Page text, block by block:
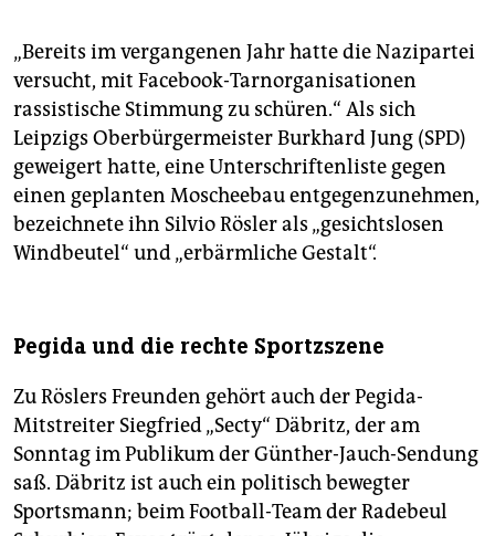
„Bereits im vergangenen Jahr hatte die Nazipartei
versucht, mit Facebook-Tarnorganisationen
rassistische Stimmung zu schüren.“ Als sich
Leipzigs Oberbürgermeister Burkhard Jung (SPD)
geweigert hatte, eine Unterschriftenliste gegen
einen geplanten Moscheebau entgegenzunehmen,
bezeichnete ihn Silvio Rösler als „gesichtslosen
Windbeutel“ und „erbärmliche Gestalt“.
Pegida und die rechte Sportzszene
Zu Röslers Freunden gehört auch der Pegida-
Mitstreiter Siegfried „Secty“ Däbritz, der am
Sonntag im Publikum der Günther-Jauch-Sendung
saß. Däbritz ist auch ein politisch bewegter
Sportsmann; beim Football-Team der Radebeul